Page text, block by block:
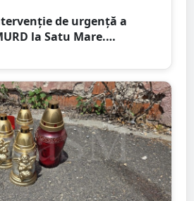
de urgență a
la Satu Mare.
critică